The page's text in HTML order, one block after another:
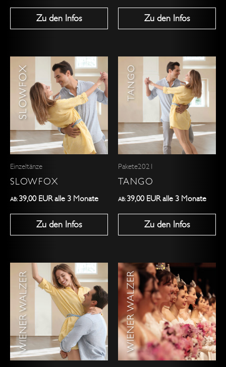
Zu den Infos
Produktseite
gewählt
Zu den Infos
Produktseite
gewählt
Einzeltänze
SLOWFOX
AB: 39,00 EURalle 3 Monate
Zu den Infos
Dieses
Produkt
weist
mehrere
Varianten
auf.
Die
können
auf
der
Produktseite
gewählt
Pakete2021
TANGO
AB: 39,00 EURalle 3 Monate
Zu den Infos
Dieses
Produkt
weist
mehrere
auf.
Die
können
auf
der
Produktseite
gewählt
Dieses
Produkt
weist
mehrere
Varianten
auf.
Die